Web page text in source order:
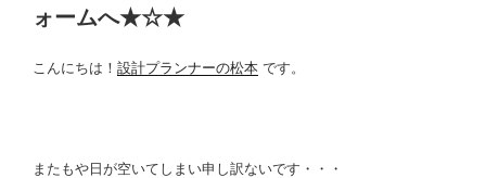
ォームへ★☆★
こんにちは！ 設計プランナーの松本 です。
またもや日が空いてしまい申し訳ないです・・・